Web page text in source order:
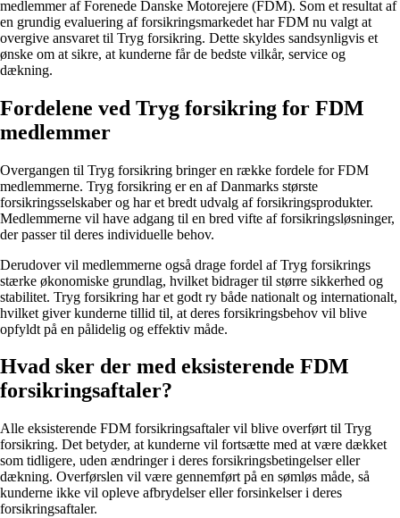
medlemmer af Forenede Danske Motorejere (FDM). Som et resultat af
en grundig evaluering af forsikringsmarkedet har FDM nu valgt at
overgive ansvaret til Tryg forsikring. Dette skyldes sandsynligvis et
ønske om at sikre, at kunderne får de bedste vilkår, service og
dækning.
Fordelene ved Tryg forsikring for FDM
medlemmer
Overgangen til Tryg forsikring bringer en række fordele for FDM
medlemmerne. Tryg forsikring er en af ​​Danmarks største
forsikringsselskaber og har et bredt udvalg af forsikringsprodukter.
Medlemmerne vil have adgang til en bred vifte af forsikringsløsninger,
der passer til deres individuelle behov.
Derudover vil medlemmerne også drage fordel af Tryg forsikrings
stærke økonomiske grundlag, hvilket bidrager til større sikkerhed og
stabilitet. Tryg forsikring har et godt ry både nationalt og internationalt,
hvilket giver kunderne tillid til, at deres forsikringsbehov vil blive
opfyldt på en pålidelig og effektiv måde.
Hvad sker der med eksisterende FDM
forsikringsaftaler?
Alle eksisterende FDM forsikringsaftaler vil blive overført til Tryg
forsikring. Det betyder, at kunderne vil fortsætte med at være dækket
som tidligere, uden ændringer i deres forsikringsbetingelser eller
dækning. Overførslen vil være gennemført på en sømløs måde, så
kunderne ikke vil opleve afbrydelser eller forsinkelser i deres
forsikringsaftaler.